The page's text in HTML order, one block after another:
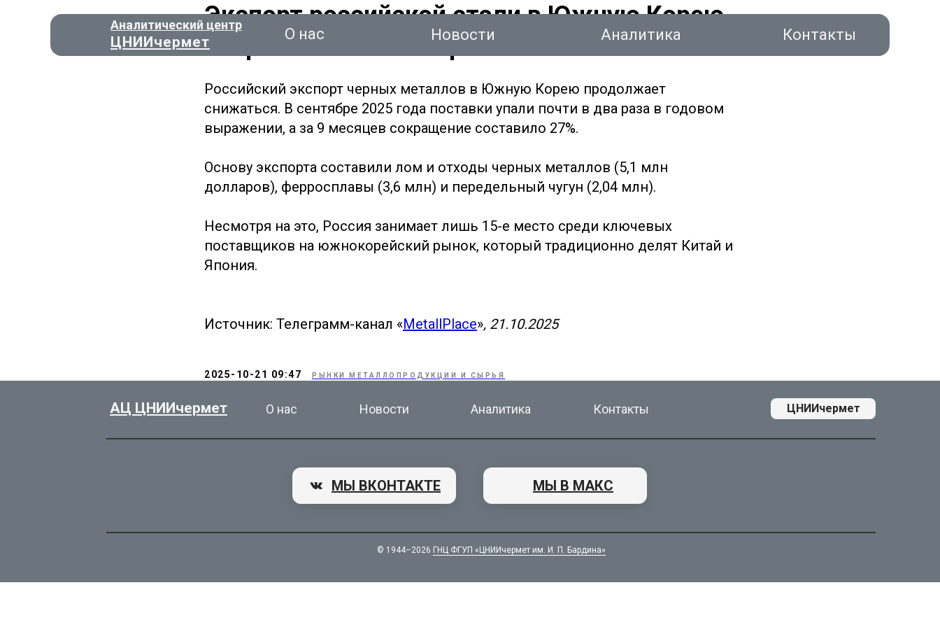
ЦНИИчермет
Аналитический центр
О нас Новости Аналитика Консалтинг Контакты
О нас Контакты
Консалтинг
Аналитика
Новости
Экспорт российской стали в Южную Корею
сократился на четверть
Российский экспорт черных металлов в Южную Корею продолжает
снижаться. В сентябре 2025 года поставки упали почти в два раза в годовом
выражении, а за 9 месяцев сокращение составило 27%.
Основу экспорта составили лом и отходы черных металлов (5,1 млн
долларов), ферросплавы (3,6 млн) и передельный чугун (2,04 млн).
Несмотря на это, Россия занимает лишь 15-е место среди ключевых
поставщиков на южнокорейский рынок, который традиционно делят Китай и
Япония.
Источник: Телеграмм-канал «MetallPlace», 21.10.2025
2025-10-21 09:47 РЫНКИ МЕТАЛЛОПРОДУКЦИИ И СЫРЬЯ
АЦ ЦНИИчермет
МЫ ВКОНТАКТЕ
О нас
МЫ В МАКС
Контакты
Аналитика
© 1944–2026 ГНЦ ФГУП «ЦНИИчермет им. И. П. Бардина»
Новости ЦНИИчермет